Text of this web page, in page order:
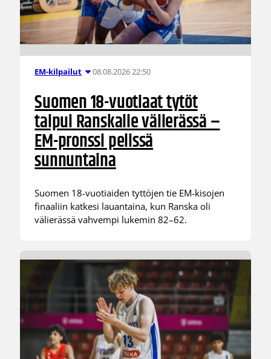
EM-kilpailut 08.08.2026 22:50
Suomen 18-vuotiaat tytöt
taipui Ranskalle välierässä –
EM-pronssi pelissä
sunnuntaina
Suomen 18-vuotiaiden tyttöjen tie EM-kisojen
finaaliin katkesi lauantaina, kun Ranska oli
välierässä vahvempi lukemin 82–62.